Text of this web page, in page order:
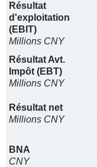
Résultat
d'exploitation
(EBIT)
Millions CNY
Résultat Avt.
Impôt (EBT)
Millions CNY
Résultat net
Millions CNY
BNA
CNY